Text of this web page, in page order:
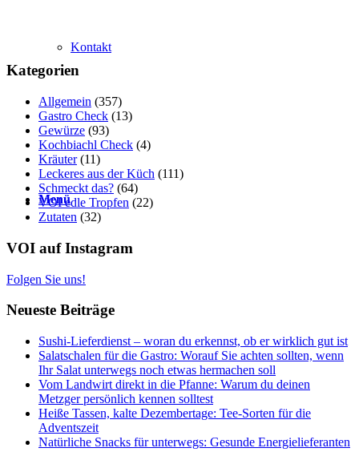
Kontakt
Menü
Kategorien
Allgemein (357)
Gastro Check (13)
Gewürze (93)
Kochbiachl Check (4)
Kräuter(11)
Leckeres aus der Küch (111)
Schmeckt das? (64)
VOI edle Tropfen (22)
Zutaten (32)
VOI auf Instagram
Folgen Sie uns!
Neueste Beiträge
Sushi-Lieferdienst – woran du erkennst, ob er wirklich gut ist
Salatschalen für die Gastro: Worauf Sie achten sollten, wenn
Ihr Salat unterwegs noch etwas hermachen soll
Vom Landwirt direkt in die Pfanne: Warum du deinen
Metzger persönlich kennen solltest
Heiße Tassen, kalte Dezembertage: Tee-Sorten für die
Adventszeit
Natürliche Snacks für unterwegs: Gesunde Energielieferanten